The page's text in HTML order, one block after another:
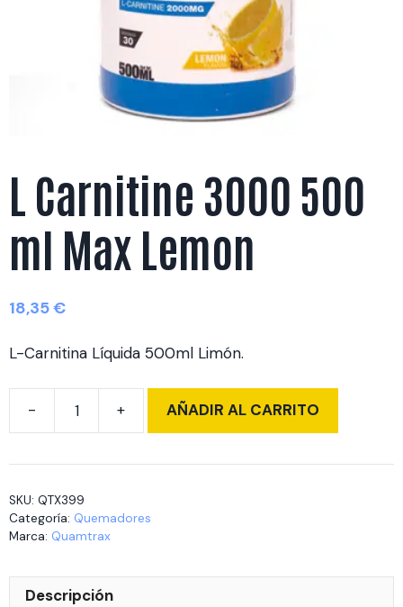
L Carnitine 3000 500
ml Max Lemon
18,35€
L-Carnitina Líquida 500ml Limón.
3000
cantidad
AÑADIR AL CARRITO
SKU: QTX399
Categoría: Quemadores
Marca: Quamtrax
Descripción